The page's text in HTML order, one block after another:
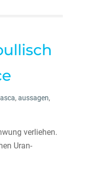
, aussagen,
verliehen.
Uran-